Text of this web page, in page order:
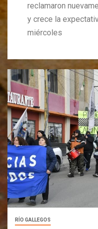
reclamaron
y crece la
miércoles
RÍO GALLEGOS